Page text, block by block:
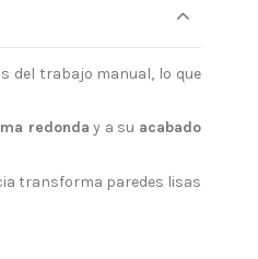
del trabajo manual, lo que
redonda y a su acabado
transforma paredes lisas